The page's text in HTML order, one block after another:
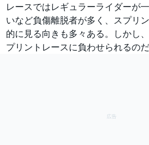
レースではレギュラーライダーが
いなど負傷離脱者が多く、スプリ
的に見る向きも多々ある。しかし
プリントレースに負わせられるの